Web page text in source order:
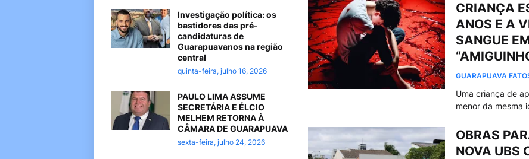
CRIANÇA
ANOS E A
SANGUE
GUARAPUAVA
Uma criança de
menor da mesma
OBRAS
NOVA UBS
Investigação política: os
bastidores das pré-
candidaturas de
Guarapuavanos na região
central
quinta-feira, julho 16, 2026
PAULO LIMA ASSUME
SECRETÁRIA E ÉLCIO
MELHEM RETORNA À
CÂMARA DE GUARAPUAVA
sexta-feira, julho 24, 2026